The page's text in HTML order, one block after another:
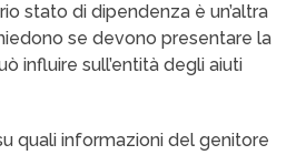
stato di dipendenza è un’altra
se devono presentare la
influire sull’entità degli aiuti
quali informazioni del genitore